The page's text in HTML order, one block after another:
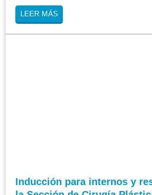
LEER MÁS
Inducción para internos y